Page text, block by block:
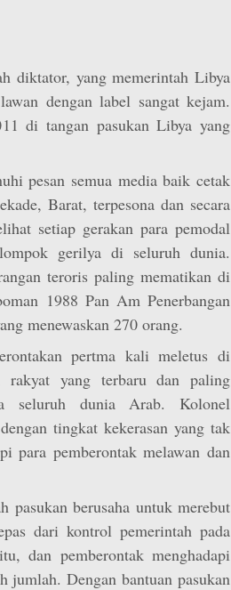
diktator, yang memerintah Libya
dengan label sangat kejam.
di tangan pasukan Libya yang
pesan semua media baik cetak
Barat, terpesona dan secara
setiap gerakan para pemodal
gerilya di seluruh dunia.
teroris paling mematikan di
1988 Pan Am Penerbangan
menewaskan 270 orang.
pertma kali meletus di
rakyat yang terbaru dan paling
seluruh dunia Arab. Kolonel
tingkat kekerasan yang tak
para pemberontak melawan dan
pasukan berusaha untuk merebut
dari kontrol pemerintah pada
dan pemberontak menghadapi
jumlah. Dengan bantuan pasukan